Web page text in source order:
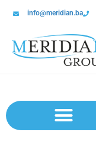
info@meridian.ba